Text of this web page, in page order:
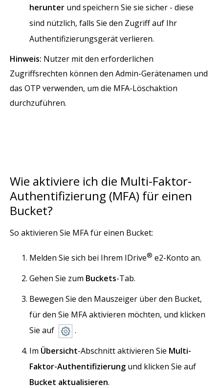
herunter und speichern Sie sie sicher - diese
sind nützlich, falls Sie den Zugriff auf Ihr
Authentifizierungsgerät verlieren.
Hinweis: Nutzer mit den erforderlichen
Zugriffsrechten können den Admin-Gerätenamen und
das OTP verwenden, um die MFA-Löschaktion
durchzuführen.
Wie aktiviere ich die Multi-Faktor-
Authentifizierung (MFA) für einen
Bucket?
So aktivieren Sie MFA für einen Bucket:
Melden Sie sich bei Ihrem IDrive® e2-Konto an.
Gehen Sie zum Buckets-Tab.
Bewegen Sie den Mauszeiger über den Bucket,
für den Sie MFA aktivieren möchten, und klicken
Sie auf
.
Im Übersicht-Abschnitt aktivieren Sie Multi-
Faktor-Authentifizierung und klicken Sie auf
Bucket aktualisieren.